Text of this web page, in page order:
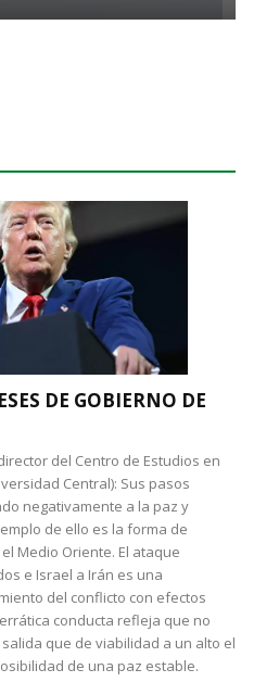
DE GOBIERNO DE
del Centro de Estudios en
Central): Sus pasos
negativamente a la paz y
de ello es la forma de
Medio Oriente. El ataque
e Israel a Irán es una
del conflicto con efectos
conducta refleja que no
que de viabilidad a un alto el
de una paz estable.